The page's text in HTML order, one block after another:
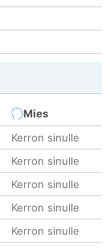
Mies
Kerron sinulle
Kerron sinulle
Kerron sinulle
Kerron sinulle
Kerron sinulle